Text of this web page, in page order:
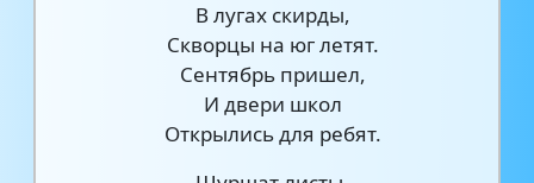
В лугах скирды,
Скворцы на юг летят.
Сентябрь пришел,
И двери школ
Открылись для ребят.